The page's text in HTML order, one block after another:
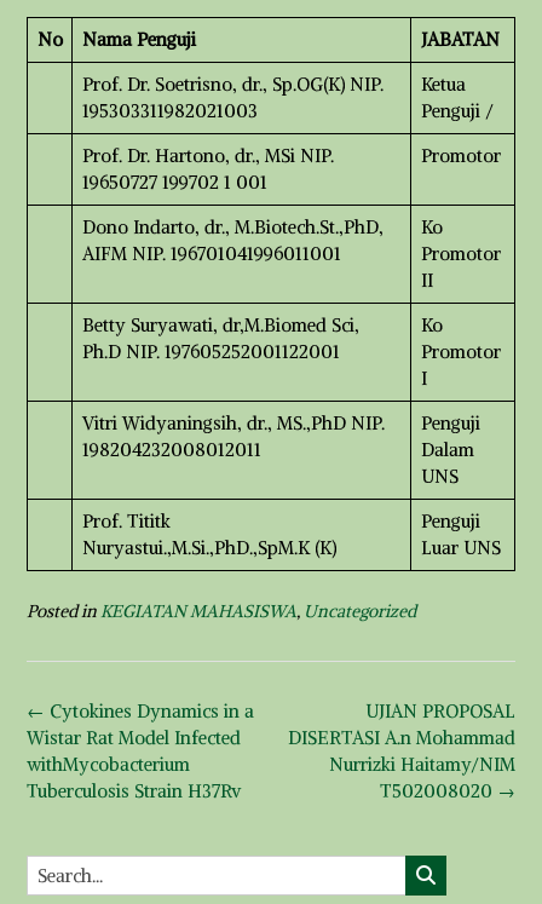
No Nama Penguji
JABATAN
Prof. Dr. Soetrisno, dr., Sp.OG(K) NIP.
195303311982021003
Ketua
Penguji /
Prof. Dr. Hartono, dr., MSi NIP.
19650727 199702 1 001
Promotor
Dono Indarto, dr., M.Biotech.St.,PhD,
AIFM NIP. 196701041996011001
Ko
Promotor
II
Betty Suryawati, dr,M.Biomed Sci,
Ph.D NIP. 197605252001122001
Ko
Promotor
I
Vitri Widyaningsih, dr., MS.,PhD NIP.
198204232008012011
Penguji
Dalam
UNS
Prof. Tititk
Nuryastui.,M.Si.,PhD.,SpM.K (K)
Penguji
Luar UNS
Posted inKEGIATAN MAHASISWA, Uncategorized
Post
navigation
UJIAN PROPOSAL
DISERTASI A.n Mohammad
Nurrizki Haitamy/NIM
T502008020 →
← Cytokines Dynamics in a
Wistar Rat Model Infected
withMycobacterium
Tuberculosis Strain H37Rv